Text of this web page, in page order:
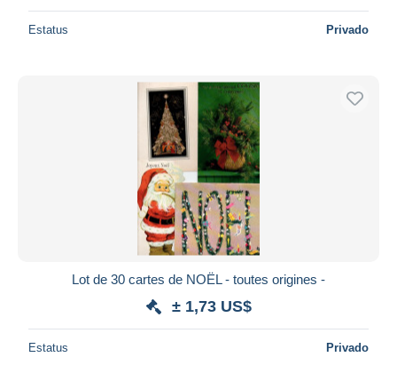
Estatus Privado
Lot de 30 cartes de NOËL - toutes origines -
± 1,73 US$
Estatus Privado